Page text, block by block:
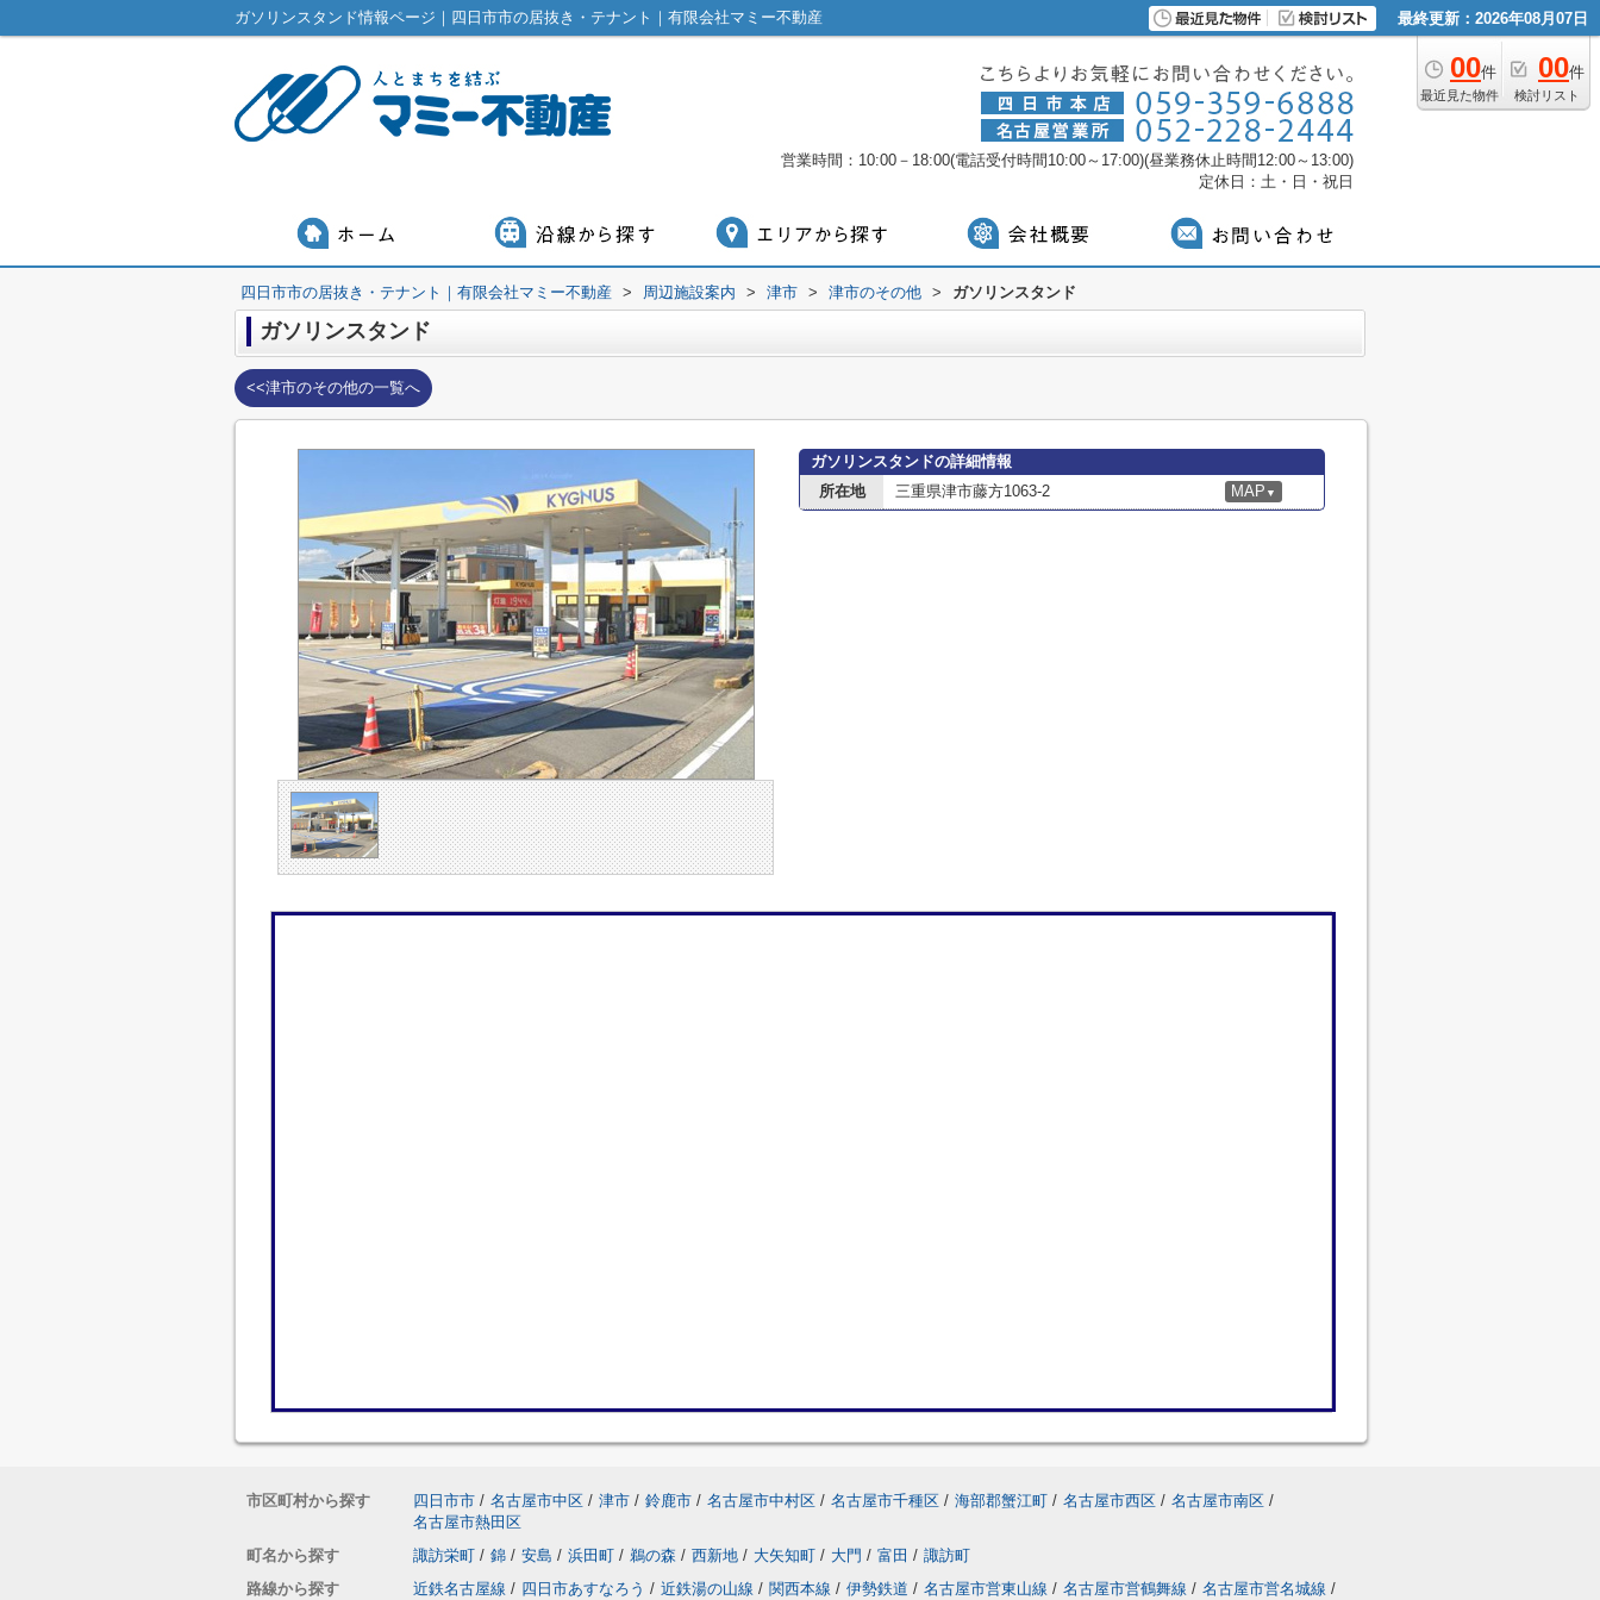
ガソリンスタンド情報ページ｜四日市市の居抜き・テナント｜有限会社マミー不動産 最終更新：2026年08月07日
00件
最近見た物件
00件
検討リスト
営業時間：10:00－18:00(電話受付時間10:00～17:00)(昼業務休止時間12:00～13:00)
定休日：土・日・祝日
四日市市の居抜き・テナント｜有限会社マミー不動産 > 周辺施設案内 > 津市 > 津市のその他 > ガソリンスタンド
ガソリンスタンド
<<津市のその他の一覧へ
ガソリンスタンドの詳細情報
所在地
三重県津市藤方1063-2 MAP ▼
市区町村から探す 四日市市 / 名古屋市中区 / 津市 / 鈴鹿市 / 名古屋市中村区 / 名古屋市千種区 / 海部郡蟹江町 / 名古屋市西区 / 名古屋市南区 /
名古屋市熱田区
町名から探す
諏訪栄町 / 錦 / 安島 / 浜田町 / 鵜の森 / 西新地 / 大矢知町 / 大門 / 富田 / 諏訪町
路線から探す
近鉄名古屋線 / 四日市あすなろう / 近鉄湯の山線 / 関西本線 / 伊勢鉄道 / 名古屋市営東山線 / 名古屋市営鶴舞線 / 名古屋市営名城線 /